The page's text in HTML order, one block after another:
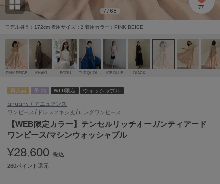
ョン雑貨 (858)
/ランジェリー (127)
ェア (119)
(124)
Ame no chi Hare
アメノチハレ
アモマ
ánuans
アニュアンス
ànuke
アンヌーク
ASICS
アシックス
バレリット
モデル身長：172cm 着用サイズ：2 着用カラー：PINK BEIGE
7 / 68 771
PINK BEIGE KHAKI ECRU TURQUOISE ICE BLUE BLACK
再入荷 予 約 WEB限定
ウォッシャブル
ánuans / アニュアンス
ワンピース/ドレスマキシ丈/ロングワンピース
【WEB限定カラー】テンセルリッチオーガンティアード
ワンピース/マシンウォッシャブル
¥28,600 税込
260ポイント還元